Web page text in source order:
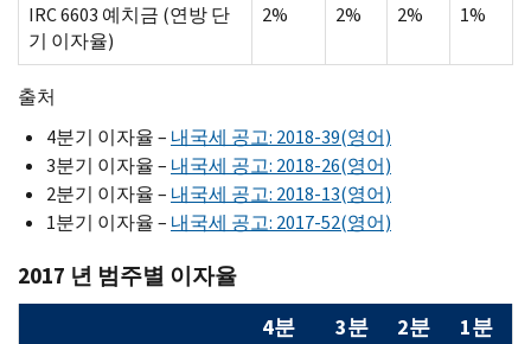
IRC 6603 예치금 (연방 단
기 이자율)
2% 2% 2% 1%
출처
4분기 이자율 – 내국세 공고: 2018-39(영어)
3분기 이자율 – 내국세 공고: 2018-26(영어)
2분기 이자율 – 내국세 공고: 2018-13(영어)
1분기 이자율 – 내국세 공고: 2017-52(영어)
2017 년 범주별 이자율
4분
3분
2분
1분